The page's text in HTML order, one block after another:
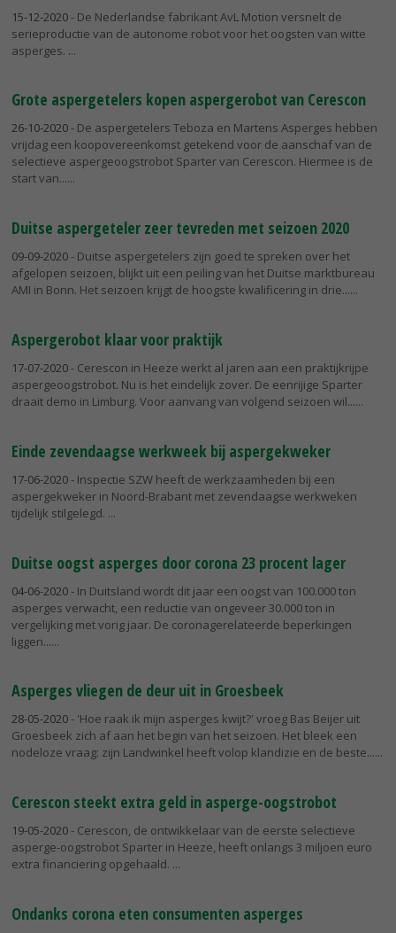
15-12-2020- De Nederlandse fabrikant AvL Motion versnelt de
serieproductie van de autonome robot voor het oogsten van witte
asperges.
Grote aspergetelers kopen aspergerobot van Cerescon
26-10-2020- De aspergetelers Teboza en Martens Asperges hebben
vrijdag een koopovereenkomst getekend voor de aanschaf van de
selectieve aspergeoogstrobot Sparter van Cerescon. Hiermee is de
start van...
Duitse aspergeteler zeer tevreden met seizoen 2020
09-09-2020- Duitse aspergetelers zijn goed te spreken over het
afgelopen seizoen, blijkt uit een peiling van het Duitse marktbureau
AMI in Bonn. Het seizoen krijgt de hoogste kwalificering in drie...
Aspergerobot klaar voor praktijk
17-07-2020- Cerescon in Heeze werkt al jaren aan een praktijkrijpe
aspergeoogstrobot. Nu is het eindelijk zover. De eenrijige Sparter
draait demo in Limburg. Voor aanvang van volgend seizoen wil...
Einde zevendaagse werkweek bij aspergekweker
17-06-2020- Inspectie SZW heeft de werkzaamheden bij een
aspergekweker in Noord-Brabant met zevendaagse werkweken
tijdelijk stilgelegd.
Duitse oogst asperges door corona 23 procent lager
04-06-2020- In Duitsland wordt dit jaar een oogst van 100.000 ton
asperges verwacht, een reductie van ongeveer 30.000 ton in
vergelijking met vorig jaar. De coronagerelateerde beperkingen
liggen...
Asperges vliegen de deur uit in Groesbeek
28-05-2020- 'Hoe raak ik mijn asperges kwijt?' vroeg Bas Beijer uit
Groesbeek zich af aan het begin van het seizoen. Het bleek een
nodeloze vraag: zijn Landwinkel heeft volop klandizie en de beste...
Cerescon steekt extra geld in asperge-oogstrobot
19-05-2020- Cerescon, de ontwikkelaar van de eerste selectieve
asperge-oogstrobot Sparter in Heeze, heeft onlangs 3 miljoen euro
extra financiering opgehaald.
Ondanks corona eten consumenten asperges